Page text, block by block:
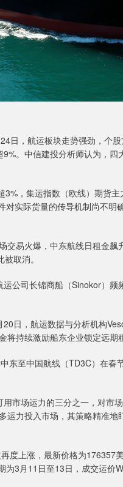
，航运板块走势强劲，个
。中信建投分析师认为，
，集运指数（欧线）期货主
实际货量的传导机制尚不
易火爆，中东航线日租金飙
取消。
司长锦商船（Sinokor）频
，航运数据与分析机构
持续激励船东企业锁定远期
至中国航线（TD3C）在春
场运力的三分之一，对市
运力投入市场，其策略精准
上涨，最新价格为176357
3月11日至13日，成交运价